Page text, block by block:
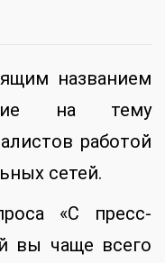
названием
на тему
работой
сетей.
«С пресс-
вы чаще всего